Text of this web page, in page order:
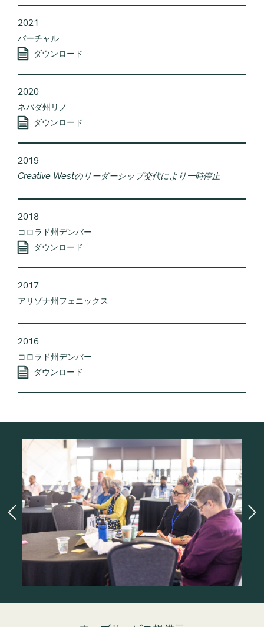
2021
バーチャル
ダウンロード
2020
ネバダ州リノ
ダウンロード
2019
Creative Westのリーダーシップ交代により一時停止
2018
コロラド州デンバー
ダウンロード
2017
アリゾナ州フェニックス
2016
コロラド州デンバー
ダウンロード